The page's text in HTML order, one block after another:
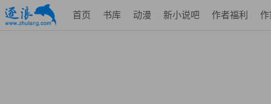
首页 书库 动漫 新小说吧 作者福利 作